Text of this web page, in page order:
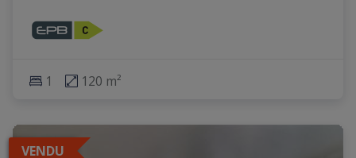
1 120 m²
VENDU